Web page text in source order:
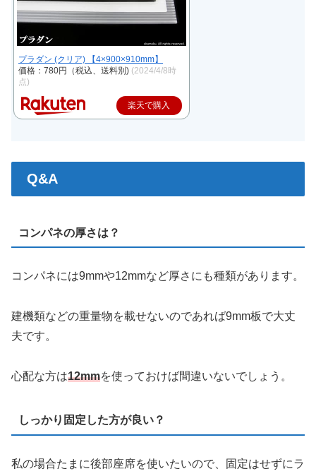
プラダン (クリア) 【4×900×910mm】
価格：780円（税込、送料別) (2024/4/8時
点)
楽天で購入
Q&A
コンパネの厚さは？
コンパネには9mmや12mmなど厚さにも種類があります。
建機類などの重量物を載せないのであれば9mm板で大丈
夫です。
心配な方は12mmを使っておけば間違いないでしょう。
しっかり固定した方が良い？
私の場合たまに後部座席を使いたいので、固定はせずにラ